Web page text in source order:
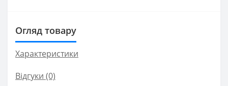
Огляд товару
Характеристики
Відгуки (0)